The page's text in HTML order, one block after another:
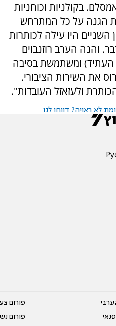
בקולניות וכוחניות
הגנה על כל המתרחש
השניים היו עילה לכותרות
והנה הערב רוזנבוים
ומשתמשת בסיבה
את השירות הציבורי.
ולעזאזל העובדות".
לא ראויה? דווחו לנו
פורום
פורום